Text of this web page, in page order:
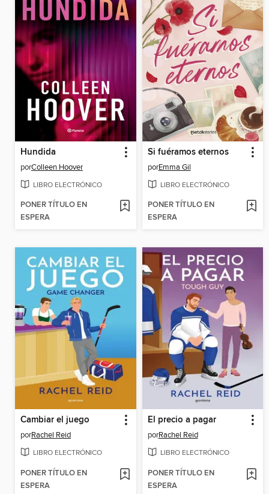
Hundida
porColleen Hoover
LIBRO ELECTRÓNICO
PONER TÍTULO EN
ESPERA
Si fuéramos eternos
porEmma Gil
LIBRO ELECTRÓNICO
PONER TÍTULO EN
ESPERA
Cambiar el juego
porRachel Reid
LIBRO ELECTRÓNICO
PONER TÍTULO EN
ESPERA
El precio a pagar
porRachel Reid
LIBRO ELECTRÓNICO
PONER TÍTULO EN
ESPERA